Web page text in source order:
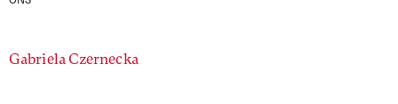
Authors
Gabriela Czernecka